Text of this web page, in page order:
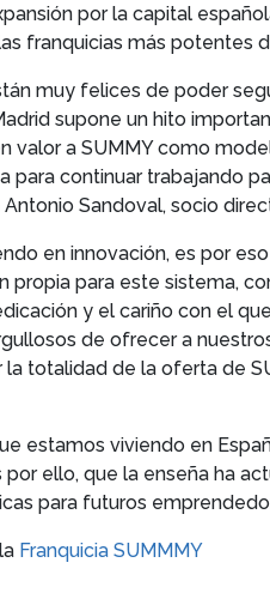
por la capital
franquicias más potentes
muy felices de poder
supone un hito
valor a SUMMY como
para continuar trabajando
Sandoval, socio
en innovación, es por
propia para este sistema,
y el cariño con el
de ofrecer a
la totalidad de la oferta de
estamos viviendo en
por ello, que la enseña ha
para futuros
Franquicia SUMMMY